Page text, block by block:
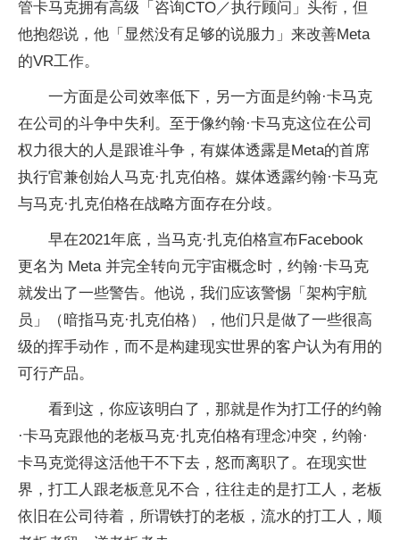
管卡马克拥有高级「咨询CTO／执行顾问」头衔，但
他抱怨说，他「显然没有足够的说服力」来改善Meta
的VR工作。
一方面是公司效率低下，另一方面是约翰·卡马克
在公司的斗争中失利。至于像约翰·卡马克这位在公司
权力很大的人是跟谁斗争，有媒体透露是Meta的首席
执行官兼创始人马克·扎克伯格。媒体透露约翰·卡马克
与马克·扎克伯格在战略方面存在分歧。
早在2021年底，当马克·扎克伯格宣布Facebook
更名为 Meta 并完全转向元宇宙概念时，约翰·卡马克
就发出了一些警告。他说，我们应该警惕「架构宇航
员」（暗指马克·扎克伯格），他们只是做了一些很高
级的挥手动作，而不是构建现实世界的客户认为有用的
可行产品。
看到这，你应该明白了，那就是作为打工仔的约翰
·卡马克跟他的老板马克·扎克伯格有理念冲突，约翰·
卡马克觉得这活他干不下去，怒而离职了。在现实世
界，打工人跟老板意见不合，往往走的是打工人，老板
依旧在公司待着，所谓铁打的老板，流水的打工人，顺